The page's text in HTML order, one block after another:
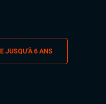
JUSQU’À 6 ANS